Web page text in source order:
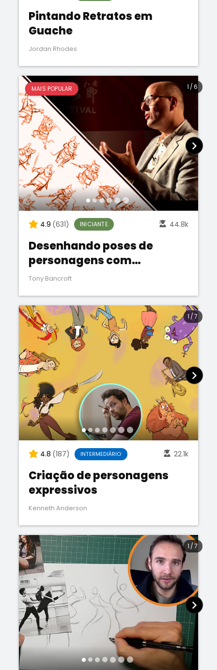
Pintando Retratos em
Guache
Jordan Rhodes
MAIS POPULAR
4.9 (631) INICIANTE 44.8k
Desenhando poses de
personagens com
personalidade
Tony Bancroft
1 /6
4.8 (187) INTERMEDIÁRIO 22.1k
Criação de personagens
expressivos
Kenneth Anderson
1 /7
1 /7